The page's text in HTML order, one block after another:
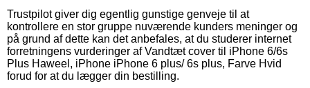
Trustpilot giver dig egentlig gunstige genveje til at
kontrollere en stor gruppe nuværende kunders meninger og
på grund af dette kan det anbefales, at du studerer internet
forretningens vurderinger af Vandtæt cover til iPhone 6/6s
Plus Haweel, iPhone iPhone 6 plus/ 6s plus, Farve Hvid
forud for at du lægger din bestilling.